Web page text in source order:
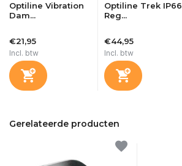
Optiline Vibration
Dam...
€21,95
Incl. btw
Optiline Trek IP66
Reg...
€44,95
Incl. btw
Gerelateerde producten